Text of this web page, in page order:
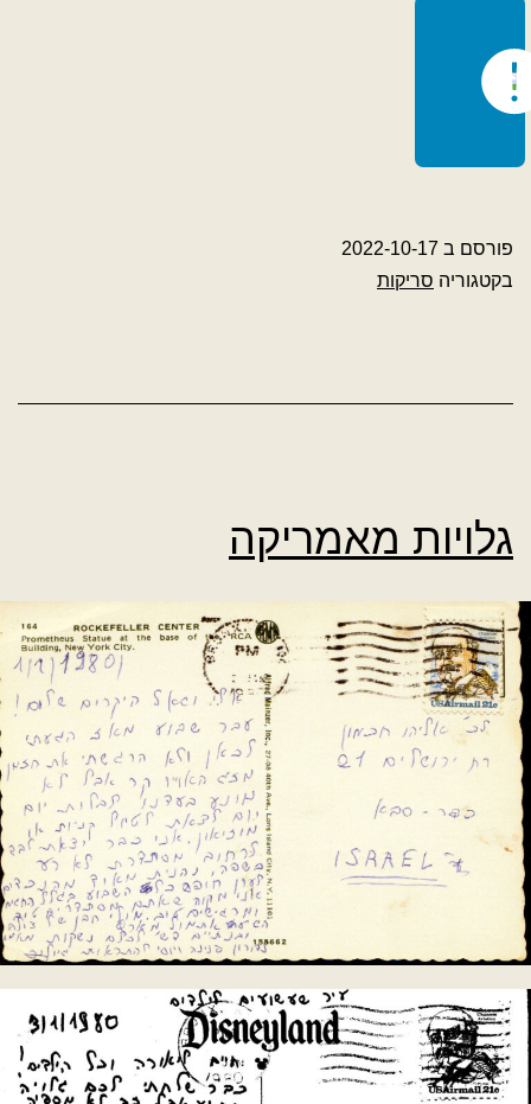
פורסם ב 2022-10-17
בקטגוריה סריקות
גלויות מאמריקה